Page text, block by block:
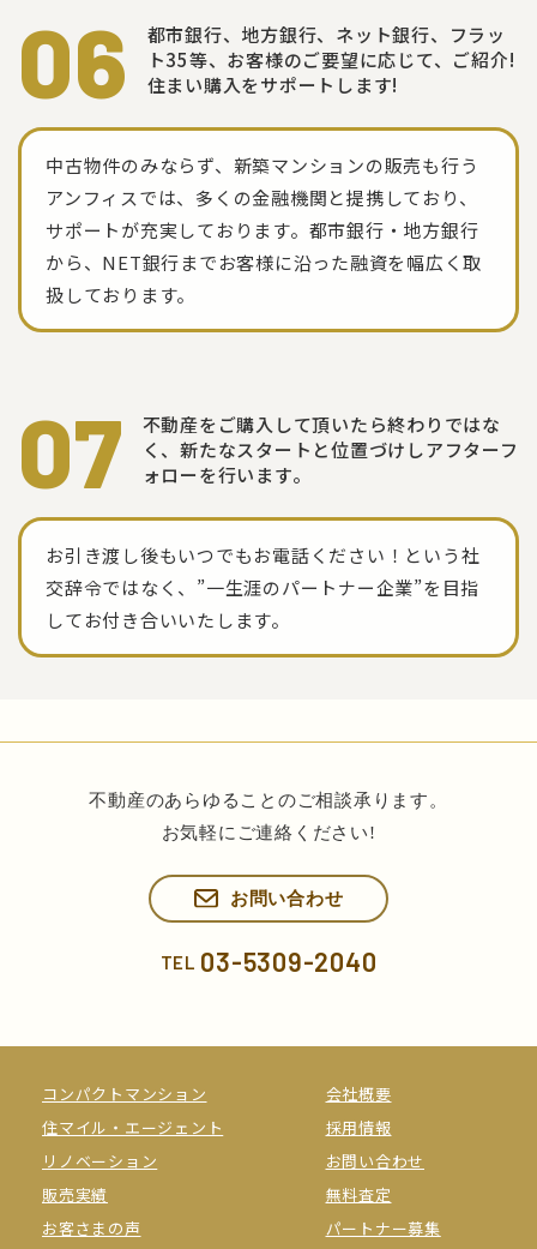
06
都市銀行、地方銀行、ネット銀行、フラッ
ト35等、 お客様のご要望に応じて、ご紹介!
住まい購入をサポートします!
中古物件のみならず、新築マンションの販売も行う
アンフィスでは、多くの金融機関と提携しており、
サポートが充実しております。都市銀行・地方銀行
から、NET銀行までお客様に沿った融資を幅広く取
扱しております。
07
不動産をご購入して頂いたら終わりではな
く、 新たなスタートと位置づけしアフターフ
ォローを行います。
お引き渡し後もいつでもお電話ください！という社
交辞令ではなく、”一生涯のパートナー企業”を目指
してお付き合いいたします。
不動産のあらゆることのご相談承ります。
お気軽にご連絡ください!
お問い合わせ
TEL 03-5309-2040
コンパクトマンション
住マイル・エージェント
リノベーション
販売実績
お客さまの声
会社概要
採用情報
お問い合わせ
無料査定
パートナー募集